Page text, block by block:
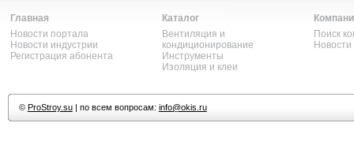
Главная
Новости портала
Новости индустрии
Регистрация абонента
Каталог
Вентиляция и
кондиционирование
Инструменты
Изоляция и клеи
Поиск
© ProStroy.su| по всем вопросам: info@okis.ru